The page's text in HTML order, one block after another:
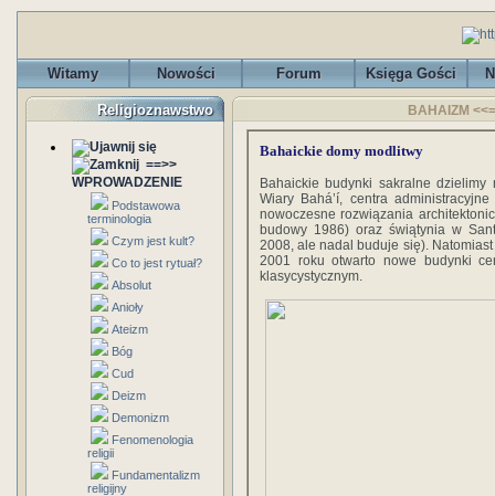
Witamy Nowości Forum Księga Gości
Religioznawstwo
==>>
WPROWADZENIE
Podstawowa
terminologia
Czym jest kult?
Co to jest rytuał?
Absolut
Anioły
Ateizm
Bóg
Cud
Deizm
Demonizm
Fenomenologia
religii
Fundamentalizm
religijny
BAHAIZM
Bahaickie domy modlitwy
Bahaickie budynki sakralne
Wiary Bahá’í, centra
nowoczesne rozwiązania
budowy 1986) oraz świątynia w
2008, ale nadal buduje się).
2001 roku otwarto nowe budynki
klasycystycznym.